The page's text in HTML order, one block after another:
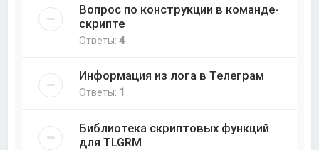
Вопрос по конструкции в команде-
скрипте
Ответы:4
Информация из лога в Телеграм
Ответы: 1
Библиотека скриптовых функций
для TLGRM